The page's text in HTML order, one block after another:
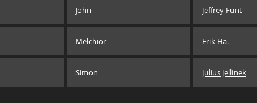
John Jeffrey Funt
Melchior Erik Ha.
Simon Julius Jellinek